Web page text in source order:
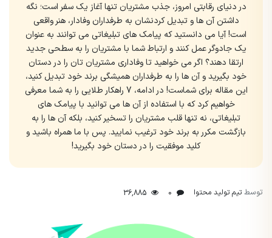
در دنیای رقابتی امروز، جذب مشتریان تنها آغاز یک سفر است؛ نگه
داشتن آن ها و تبدیل کردنشان به طرفداران وفادار، هنر واقعی
است! آیا می دانستید که پیامک های تبلیغاتی می توانند به عنوان
یک جادوگر عمل کنند و ارتباط شما با مشتریان را به سطحی جدید
ارتقا دهند؟ اگر می خواهید تا وفاداری مشتریان تان را در دستان
خود بگیرید و آن ها را به طرفداران همیشگی برند خود تبدیل کنید،
این مقاله برای شماست! در ادامه، 7 راهکار طلایی را به شما معرفی
خواهیم کرد که با استفاده از آن ها می توانید با پیامک های
تبلیغاتی، نه تنها قلب مشتریان را تسخیر کنید، بلکه آن ها را به
بازگشت مکرر به برند خود ترغیب نمایید. پس با ما همراه باشید و
کلید موفقیت را در دستان خود بگیرید!
توسطتیم تولید محتوا 0
36,885